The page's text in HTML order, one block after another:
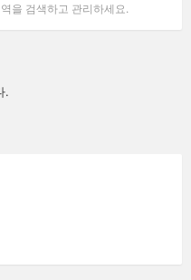
을 검색하고 관리하세요.
.